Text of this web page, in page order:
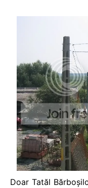
Doar Tatăl